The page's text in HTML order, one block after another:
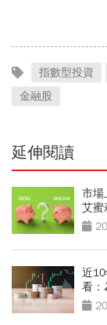
指數型投資
金融股
延伸閱讀
市場
艾蜜
近
看：